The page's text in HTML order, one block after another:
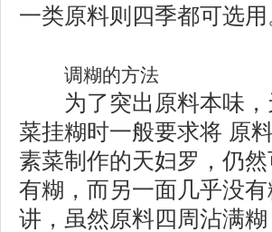
一类原料则四季都可选用
调糊的方法
为了突出原料本味，
菜挂糊时一般要求将 原
素菜制作的天妇罗，仍
有糊，而另一面几乎没
讲，虽然原料四周沾满